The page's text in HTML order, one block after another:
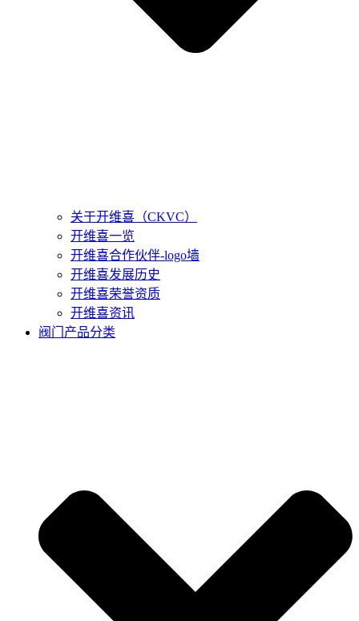
关于开维喜（CKVC）
开维喜一览
开维喜合作伙伴-logo墙
开维喜发展历史
开维喜荣誉资质
开维喜资讯
阀门产品分类